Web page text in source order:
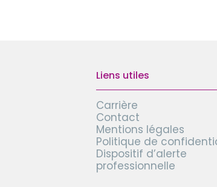
Liens utiles
Carrière
Contact
Mentions légales
Politique de
Dispositif d’alerte
professionnelle